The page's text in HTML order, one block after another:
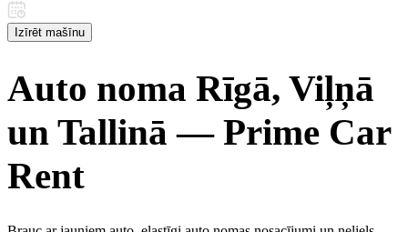
Izīrēt mašīnu
Auto noma Rīgā, Viļņā
un Tallinā — Prime Car
Rent